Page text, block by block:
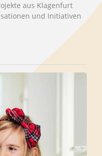
aus Klagenfurt
und Initiativen